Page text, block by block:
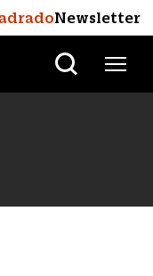
Newsletter